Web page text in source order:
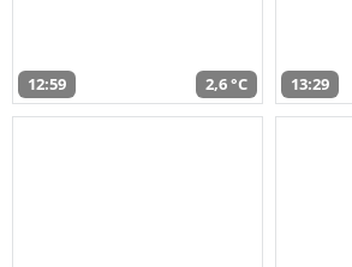
12:59 2,6 °C 13:29